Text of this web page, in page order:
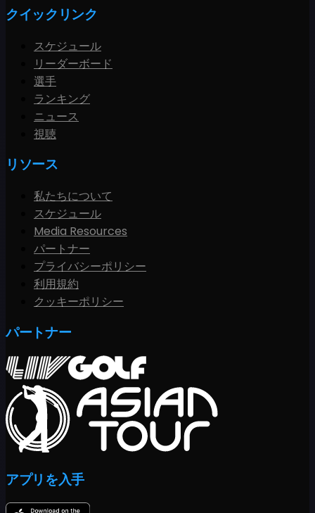
クイックリンク
スケジュール
リーダーボード
選手
ランキング
ニュース
視聴
リソース
私たちについて
スケジュール
Media Resources
パートナー
プライバシーポリシー
利用規約
クッキーポリシー
パートナー
アプリを入手